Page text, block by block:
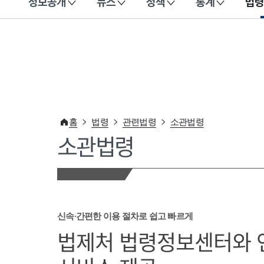
이 누리집은 대한민국 공식 전자정부 누리집입니다.
홈 법령 관련법령 소관법령
소관법령
신속·간편한 이용 절차로 쉽고 빠르게
법제처 법령정보센터와